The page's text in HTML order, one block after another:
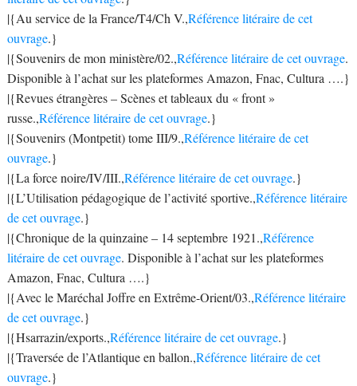
|{Au service de la France/T4/Ch V.,Référence litéraire de cet
ouvrage.}
|{Souvenirs de mon ministère/02.,Référence litéraire de cet ouvrage.
Disponible à l’achat sur les plateformes Amazon, Fnac, Cultura ….}
|{Revues étrangères – Scènes et tableaux du « front »
russe.,Référence litéraire de cet ouvrage.}
|{Souvenirs (Montpetit) tome III/9.,Référence litéraire de cet
ouvrage.}
|{La force noire/IV/III.,Référence litéraire de cet ouvrage.}
|{L’Utilisation pédagogique de l’activité sportive.,Référence litéraire
de cet ouvrage.}
|{Chronique de la quinzaine – 14 septembre 1921.,Référence
litéraire de cet ouvrage. Disponible à l’achat sur les plateformes
Amazon, Fnac, Cultura ….}
|{Avec le Maréchal Joffre en Extrême-Orient/03.,Référence litéraire
de cet ouvrage.}
|{Hsarrazin/exports.,Référence litéraire de cet ouvrage.}
|{Traversée de l’Atlantique en ballon.,Référence litéraire de cet
ouvrage.}